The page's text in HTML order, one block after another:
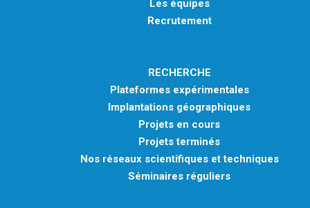
Les équipes
Recrutement
RECHERCHE
Plateformes expérimentales
Implantations géographiques
Projets en cours
Projets terminés
Nos réseaux scientifiques et techniques
Séminaires réguliers